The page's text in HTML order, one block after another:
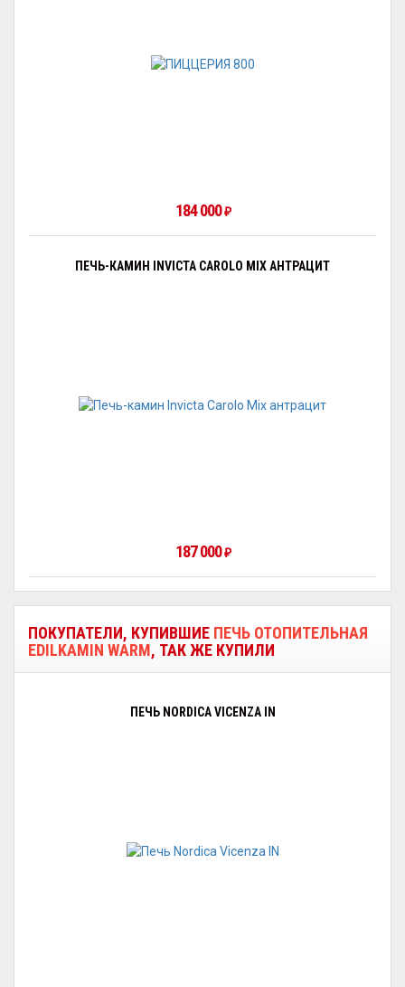
184 000₽
ПЕЧЬ-КАМИН INVICTA CAROLO MIX АНТРАЦИТ
187 000₽
ПОКУПАТЕЛИ, КУПИВШИЕ ПЕЧЬ ОТОПИТЕЛЬНАЯ
EDILKAMIN WARM, ТАК ЖЕ КУПИЛИ
ПЕЧЬ NORDICA VICENZA IN